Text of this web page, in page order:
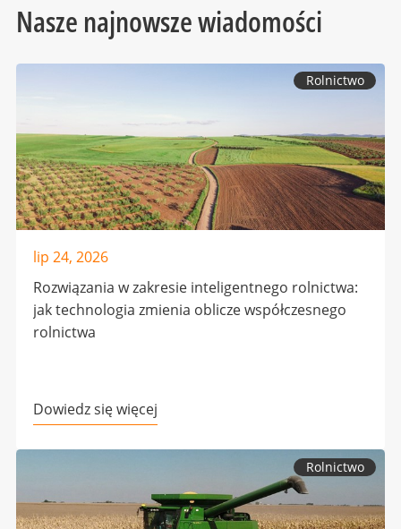
Nasze najnowsze wiadomości
Rolnictwo
lip 24, 2026
Rozwiązania w zakresie inteligentnego rolnictwa:
jak technologia zmienia oblicze współczesnego
rolnictwa
Dowiedz się więcej
Rolnictwo